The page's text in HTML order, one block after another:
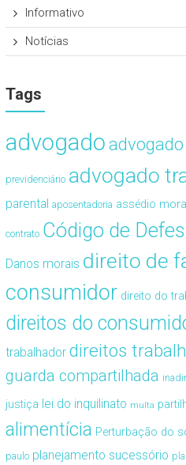
Informativo
Notícias
Tags
advogado
previdenciário advogado
parental aposentadoria assédio moral
contrato Código de
Danos morais direito de
consumidor direito do
direitos do
trabalhador direitos
guarda compartilhada
justiça lei do inquilinato multa
alimentícia Perturbação do
paulo planejamento sucessório